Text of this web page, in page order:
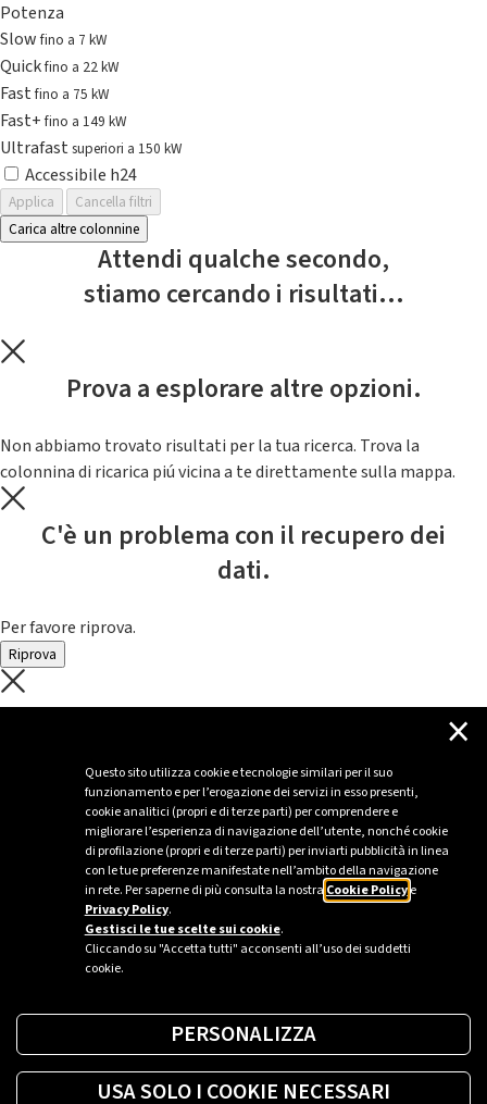
Questo sito utilizza cookie e tecnologie similari per il suo
funzionamento e per l’erogazione dei servizi in esso presenti,
cookie analitici (propri e di terze parti) per comprendere e
migliorare l’esperienza di navigazione dell’utente, nonché cookie
di profilazione (propri e di terze parti) per inviarti pubblicità in linea
con le tue preferenze manifestate nell’ambito della navigazione
in rete. Per saperne di più consulta la nostra Cookie Policye
Privacy Policy.
Gestisci le tue scelte sui cookie.
Cliccando su "Accetta tutti" acconsenti all’uso dei suddetti
cookie.
×
PERSONALIZZA
USA SOLO I COOKIE NECESSARI
Potenza
Slowfino a 7 kW
Quickfino a 22 kW
Fastfino a 75 kW
Fast+fino a 149 kW
Ultrafast superiori a 150 kW
Accessibile h24
Applica
Cancella filtri
Carica altre colonnine
Attendi qualche secondo,
stiamo cercando i risultati...
Prova a esplorare altre opzioni.
Non abbiamo trovato risultati per la tua ricerca. Trova la
colonnina di ricarica piú vicina a te direttamente sulla mappa.
C'è un problema con il recupero dei
dati.
Per favore riprova.
Riprova
C'è un problema con il recupero dei
Per favore riprova piú tardi
Sei un’azienda o una PA?
Trova la soluzione più giusta per te.
Richiedi una colonnina